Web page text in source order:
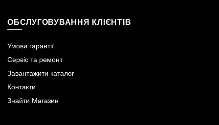
ОБСЛУГОВУВАННЯ КЛІЄНТІВ
Умови гарантії
Сервіс та ремонт
Завантажити каталог
Контакти
Знайти Магазин